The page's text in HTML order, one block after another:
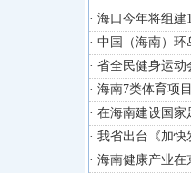
· 海口今年将组建
· 中国（海南）
· 省全民健身运
· 海南7类体育项
· 在海南建设国
· 我省出台《加快
· 海南健康产业在